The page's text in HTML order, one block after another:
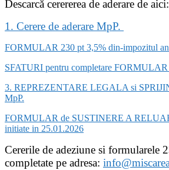
Descarcă cerererea de aderare de aici:
1. Cerere de aderare MpP.
FORMULAR 230 pt 3,5% din-impozitul
SFATURI pentru completare
3. REPREZENTARE LEGALA si
MpP.
FORMULAR de SUSTINERE A
initiate in 25.01.2026
Cererile de adeziune si formularele
completate pe adresa: